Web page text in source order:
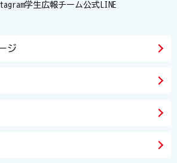
学生広報チーム公式LINE
ジ